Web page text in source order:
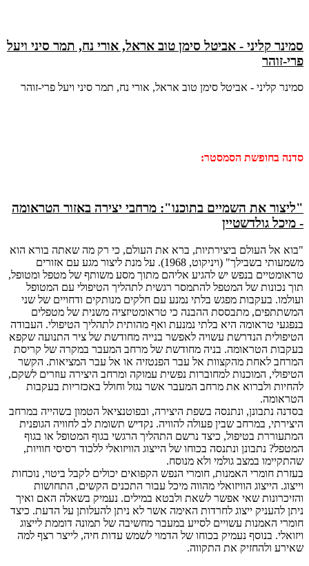
סמינר קליני - אביטל סימן טוב אראל, אורי נח, תמר סיני ויעל
פרי-זוהר
סמינר קליני - אביטל סימן טוב אראל, אורי נח, תמר סיני ויעל פרי-זוהר
סדנה בחופשת הסמסטר:
"ליצור את השמיים בתוכנו": מרחבי יצירה באזור הטראומה
- מיכל גולדשטיין
"בוא אל העולם ביצירתיות, ברא את העולם, כי רק מה שאתה בורא הוא
משמעותי בשבילך" (ויניקוט, 1968). על מנת ליצור מגע עם אזורים
טראומטיים בנפש יש להגיע אליהם מתוך מסע משותף של מטפל ומטופל,
תוך נכונות של המטפל להתמסר רגשית לתהליך הטיפולי עם המטופל
ועולמו. בעקבות מפגש בלתי נמנע עם חלקים מנותקים ודחויים של שני
המשתתפים, מתבססת ההבנה כי טראומטיזציה משנית של מטפלים
בנפגעי טראומה היא בלתי נמנעת ואף מהותית לתהליך הטיפולי. העבודה
הטיפולית הנדרשת עשויה לאפשר בנייה מחודשת של ציר התנועה שקפא
בעקבות הטראומה. בניה מחודשת של מרחב המעבר במקרה של קריסת
המרחב לאחת מהקצוות אל עבר הפנטזיה או אל עבר המציאות. הקשר
הטיפולי, המוכנות למחוברות נפשית עמוקה ומרחב היצירה עוזרים לשקם,
להחיות ולברוא את מרחב המעבר אשר נגזל וחולל באכזריות בעקבות
הטראומה.
בסדנה נתבונן, ונתנסה בשפת היצירה, ובפוטנציאל הטמון בשהייה במרחב
היצירתי, במרחב שבין פעולה להוויה. נקדיש תשומת לב לחוויה הגופנית
המתעוררת בטיפול, כיצד נרשם התהליך הרגשי בגוף המטופל או בגוף
המטפל? נתבונן ונתנסה בכוחו של הייצוג הוויזואלי ללכוד רסיסי חוויות,
שהתקיימו במצב גולמי ולא מנוסח.
בעזרת חומרי האמנות, חומרי הנפש הקפואים יכולים לקבל ביטוי, נוכחות
וייצוג. הייצוג הוויזואלי מהווה מיכל עבור התכנים הקשים, התחושות
והזיכרונות שאי אפשר לשאת ולבטא במילים. נעמיק בשאלה האם ואיך
ניתן להעניק ייצוג לחרדות האימה אשר לא ניתן להעלותן על הדעת. כיצד
חומרי האמנות עשויים לסייע במעבר מחשיבה של תמונה דוממת לייצוג
ויזואלי. בנוסף נעמיק בכוחו של הדמוי לשמש עדות חיה, לייצר רצף למה
שאירע ולהחזיק את התקווה.